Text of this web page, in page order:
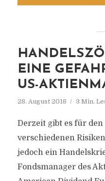
EINE
US-
28. August 2018 3 Min.
Derzeit gibt es für
verschiedenen
jedoch ein
Fondsmanager des